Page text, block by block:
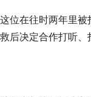
这位在往时两年里被
救后决定合作打听、